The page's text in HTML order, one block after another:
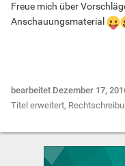
Freue mich über
Anschauungsmaterial
bearbeitet Dezember 17,
Titel erweitert,